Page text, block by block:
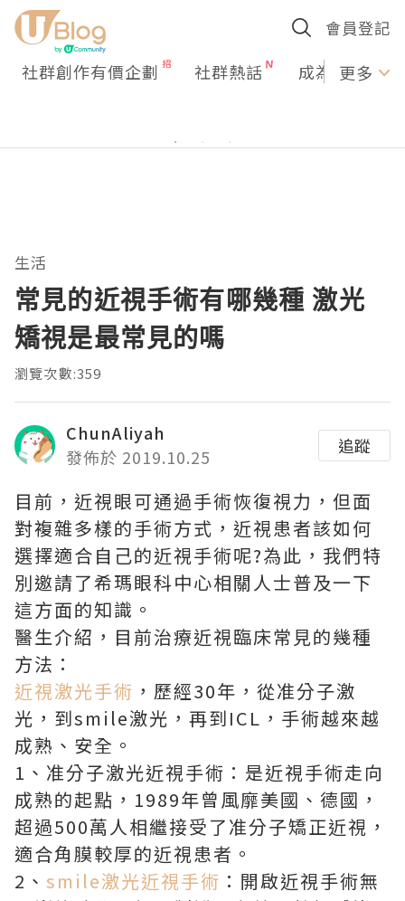
會員登記
社群創作有價企劃 社群熱話 成為U更多
生活
常見的近視手術有哪幾種 激光
矯視是最常見的嗎
瀏覽次數:359
ChunAliyah
發佈於 2019.10.25
追蹤
目前，近視眼可通過手術恢復視力，但面
對複雜多樣的手術方式，近視患者該如何
選擇適合自己的近視手術呢?為此，我們特
別邀請了希瑪眼科中心相關人士普及一下
這方面的知識。
醫生介紹，目前治療近視臨床常見的幾種
方法：
近視激光手術 ，歷經30年，從准分子激
光，到smile激光，再到ICL，手術越來越
成熟、安全。
1、准分子激光近視手術：是近視手術走向
成熟的起點，1989年曾風靡美國、德國，
超過500萬人相繼接受了准分子矯正近視，
適合角膜較厚的近視患者。
2、 smile激光近視手術 ：開啟近視手術無